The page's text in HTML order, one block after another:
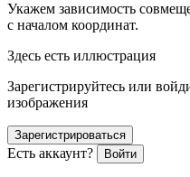
Укажем зависимость
с началом координат.
Здесь есть иллюстрация
Зарегистрируйтесь или
изображения
Зарегистрироваться
Есть аккаунт? Войти